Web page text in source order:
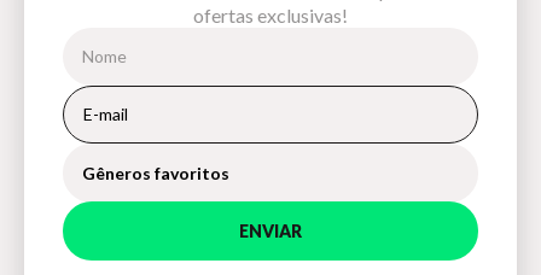
ofertas exclusivas!
Gêneros favoritos
ENVIAR